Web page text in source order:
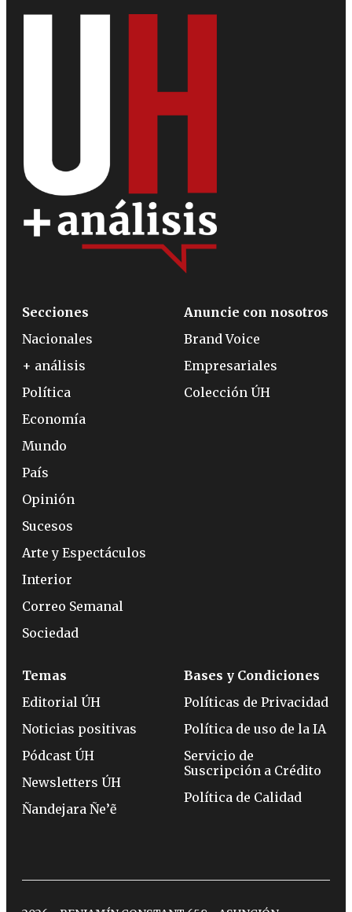
Secciones
Nacionales
+ análisis
Política
Economía
Mundo
País
Opinión
Sucesos
Arte y Espectáculos
Interior
Correo Semanal
Sociedad
Anuncie con nosotros
Brand Voice
Empresariales
Colección ÚH
Temas
Editorial ÚH
Noticias positivas
Pódcast ÚH
Newsletters ÚH
Ñandejara Ñe’ẽ
Bases y Condiciones
Políticas de Privacidad
Política de uso de la IA
Servicio de
Suscripción a Crédito
Política de Calidad